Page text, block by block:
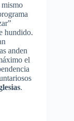
mismo
hundido.
anden
el
.